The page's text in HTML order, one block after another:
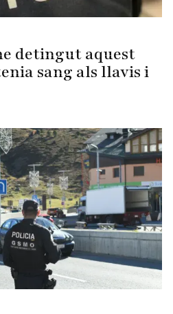
detingut aquest
sang als llavis i